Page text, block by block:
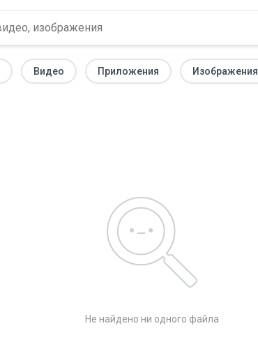
Видео Приложения Изображения
Не найдено ни одного файла